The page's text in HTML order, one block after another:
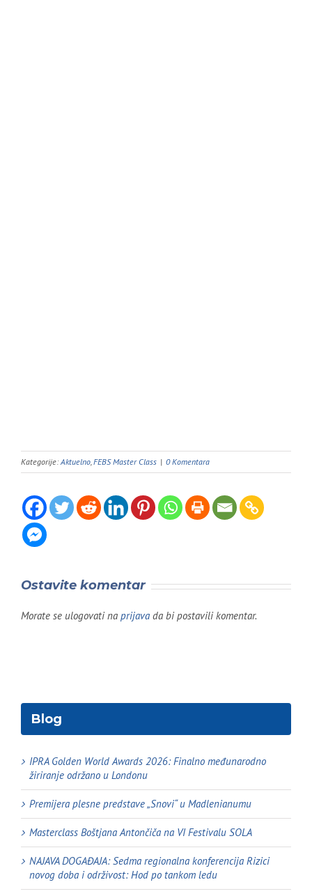
Kategorije:Aktuelno,FEBS Master Class | 0 Komentara
Ostavite komentar
Morate se ulogovati na prijava da bi postavili komentar.
Blog
IPRA Golden World Awards 2026: Finalno međunarodno
žiriranje održano u Londonu
Premijera plesne predstave „Snovi“ u Madlenianumu
Masterclass Boštjana Antončiča na VI Festivalu SOLA
NAJAVA DOGAĐAJA: Sedma regionalna konferencija Rizici
novog doba i održivost: Hod po tankom ledu